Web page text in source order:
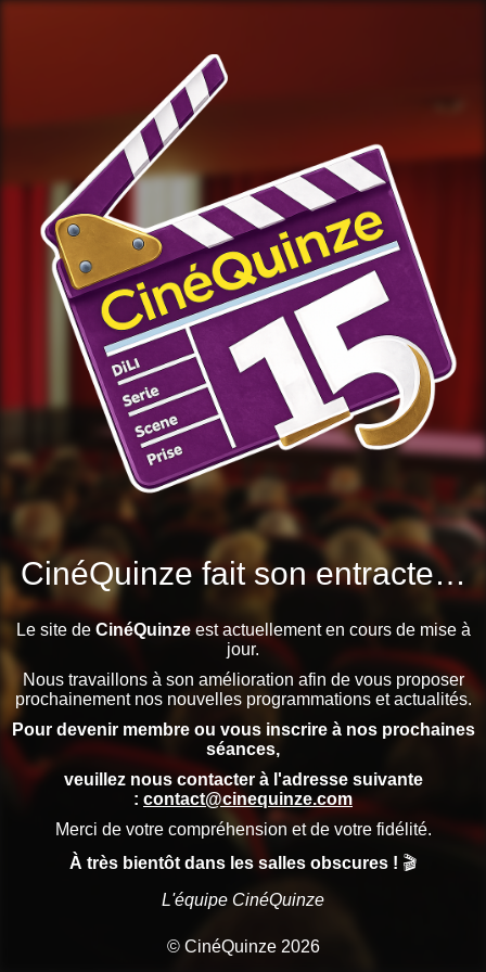
CinéQuinze fait son entracte…
Le site de CinéQuinzeest actuellement en cours de mise à
jour.
Nous travaillons à son amélioration afin de vous proposer
prochainement nos nouvelles programmations et actualités.
Pour devenir membre ou vous inscrire à nos prochaines
séances,
veuillez nous contacter à l'adresse suivante
: contact@cinequinze.com
Merci de votre compréhension et de votre fidélité.
À très bientôt dans les salles obscures ! 🎬
L'équipe CinéQuinze
© CinéQuinze 2026